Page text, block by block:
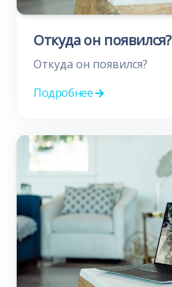
Откуда он появился?
Откуда он появился?
Подробнее